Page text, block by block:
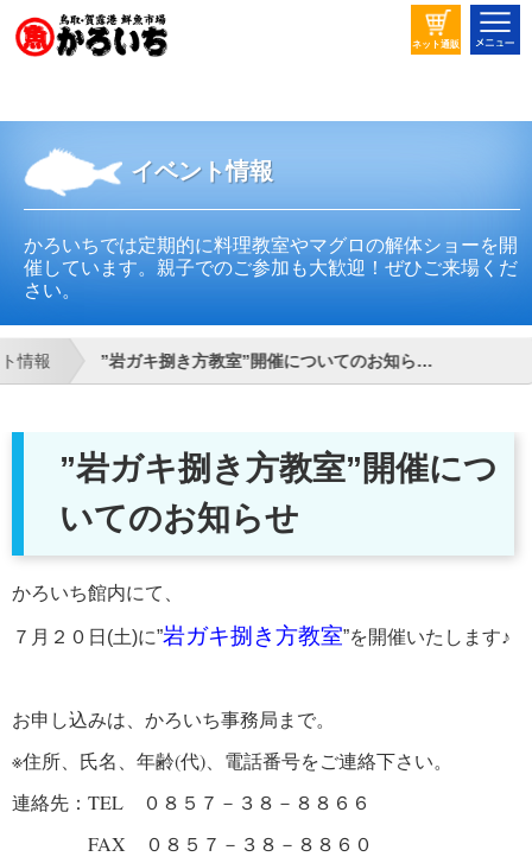
ネット通販
イベント情報
かろいちでは定期的に料理教室やマグロの解体ショーを開
催しています。親子でのご参加も大歓迎！ぜひご来場くだ
さい。
情報 ”岩ガキ捌き方教室”開催についてのお知ら…
”岩ガキ捌き方教室”開催につ
いてのお知らせ
かろいち館内にて、
７月２０日(土)に”岩ガキ捌き方教室”を開催いたします♪
お申し込みは、かろいち事務局まで。
※住所、氏名、年齢(代)、電話番号をご連絡下さい。
連絡先：TEL ０８５７－３８－８８６６
FAX ０８５７－３８－８８６０